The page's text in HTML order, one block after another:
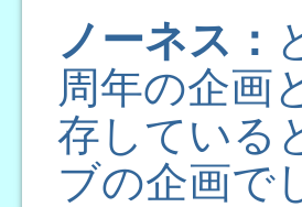
ノーネス：
周年の企画
存している
ブの企画で